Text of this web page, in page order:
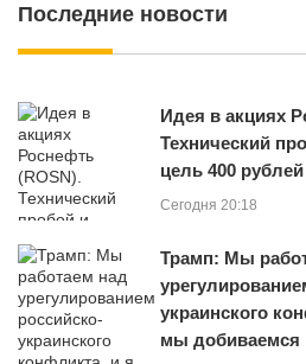
Последние новости
Идея в акциях
Технический
цель 400 рублей
Сегодня 20:18
Трамп: Мы
украинского
мы добиваемся